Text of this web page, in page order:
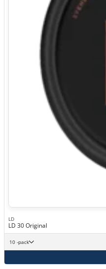
LD
LD 30 Original
10 -pack